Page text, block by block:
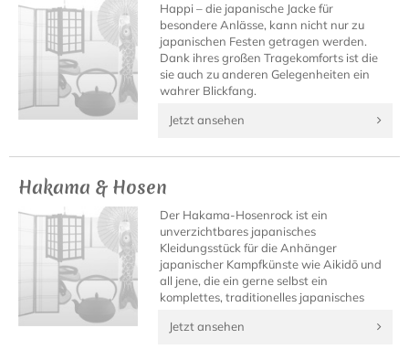
Happi – die japanische Jacke für
besondere Anlässe, kann nicht nur zu
japanischen Festen getragen werden.
Dank ihres großen Tragekomforts ist die
sie auch zu anderen Gelegenheiten ein
wahrer Blickfang.
Jetzt ansehen
Hakama & Hosen
Der Hakama-Hosenrock ist ein
unverzichtbares japanisches
Kleidungsstück für die Anhänger
japanischer Kampfkünste wie Aikidō und
all jene, die ein gerne selbst ein
komplettes, traditionelles japanisches
Jetzt ansehen